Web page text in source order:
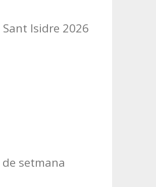
Isidre 2026
setmana